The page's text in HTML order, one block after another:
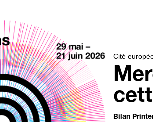
Cité
Bilan